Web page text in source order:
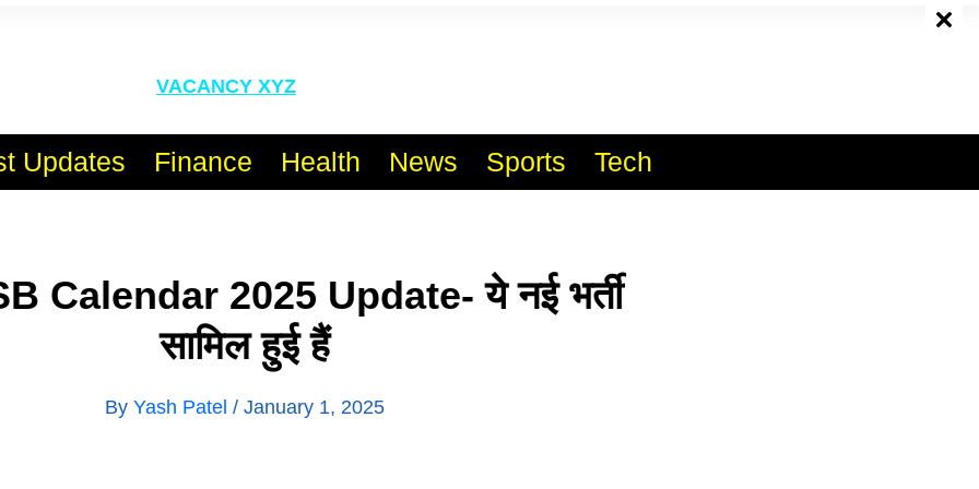
VACANCY XYZ
Updates Finance Health News Sports Tech
Calendar 2025 Update- ये नई भर्ती
सामिल हुई हैं
By Yash Patel / January 1, 2025